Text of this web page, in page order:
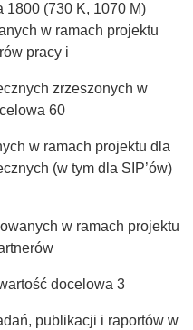
1800 (730 K, 1070 M)
w ramach projektu
pracy i
zrzeszonych w
60
w ramach projektu dla
(w tym dla SIP’ów)
w ramach projektu
docelowa 3
publikacji i raportów w